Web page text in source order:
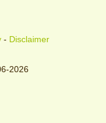
- Disclaimer
2026